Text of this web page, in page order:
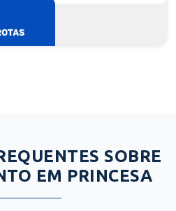
SOBRE
EM PRINCESA